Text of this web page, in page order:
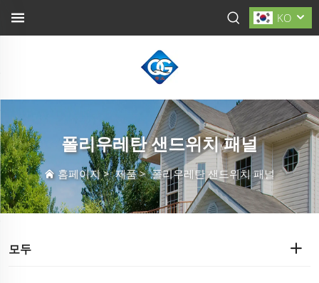
KO
폴리우레탄 샌드위치 패널
홈페이지>제품>폴리우레탄 샌드위치 패널
모두